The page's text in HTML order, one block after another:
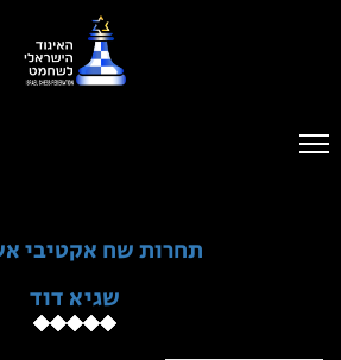
תחרות שח אקטיבי
שגיא דוד